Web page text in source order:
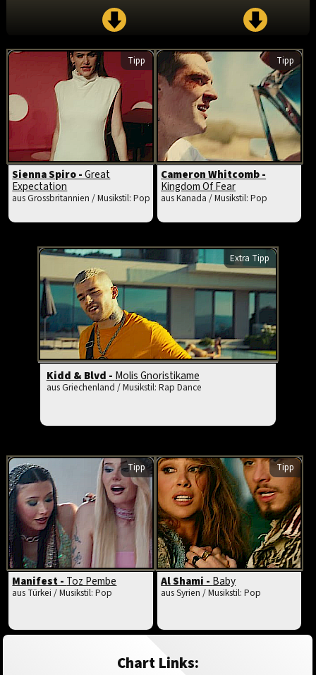
Tipp
Sienna Spiro -Great
Expectation
aus Grossbritannien / Musikstil: Pop
Tipp
Cameron Whitcomb -
Kingdom Of Fear
aus Kanada / Musikstil: Pop
Extra Tipp
Kidd & Blvd - Molis Gnoristikame
aus Griechenland / Musikstil: Rap Dance
Tipp
Manifest -Toz Pembe
aus Türkei / Musikstil: Pop
Tipp
Al Shami -Baby
aus Syrien / Musikstil: Pop
Chart Links: